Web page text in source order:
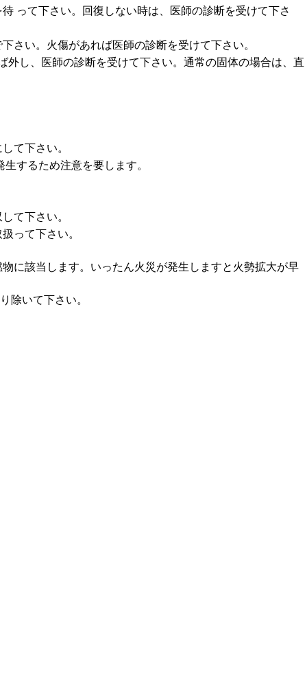
って下さい。回復しない時は、医師の診断を受けて下さ
さい。火傷があれば医師の診断を受けて下さい。
外し、医師の診断を受けて下さい。通常の固体の場合は、直
て下さい。
するため注意を要します。
て下さい。
って下さい。
に該当します。いったん火災が発生しますと火勢拡大が早
除いて下さい。